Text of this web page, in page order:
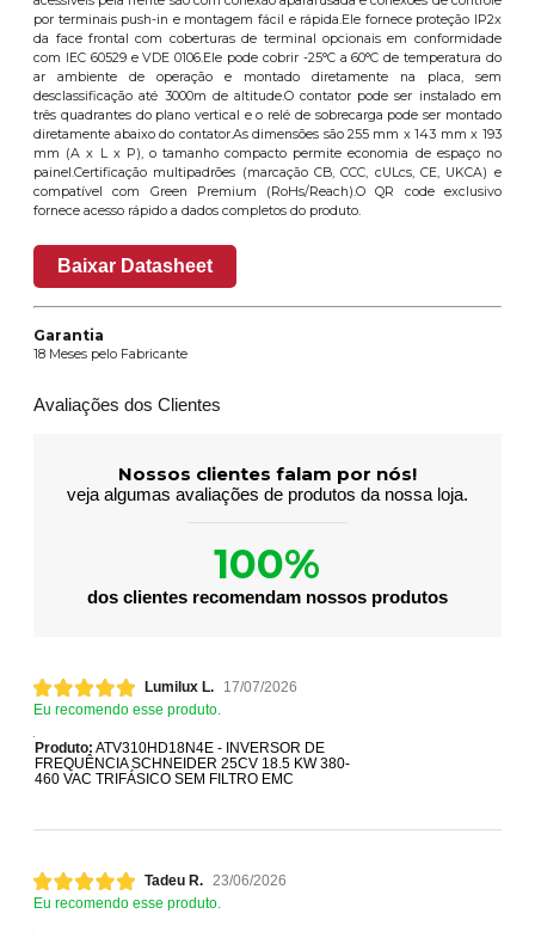
por terminais push-in e montagem fácil e rápida.Ele fornece proteção IP2x
da face frontal com coberturas de terminal opcionais em conformidade
com IEC 60529 e VDE 0106.Ele pode cobrir -25°C a 60°C de temperatura do
ar ambiente de operação e montado diretamente na placa, sem
desclassificação até 3000m de altitude.O contator pode ser instalado em
três quadrantes do plano vertical e o relé de sobrecarga pode ser montado
diretamente abaixo do contator.As dimensões são 255 mm x 143 mm x 193
mm (A x L x P), o tamanho compacto permite economia de espaço no
painel.Certificação multipadrões (marcação CB, CCC, cULcs, CE, UKCA) e
compatível com Green Premium (RoHs/Reach).O QR code exclusivo
fornece acesso rápido a dados completos do produto.
Baixar Datasheet
Garantia
18 Meses pelo Fabricante
Avaliações dos Clientes
Nossos clientes falam por nós!
veja algumas avaliações de produtos da nossa loja.
100%
dos clientes recomendam nossos produtos
Lumilux L.
17/07/2026
Eu recomendo esse produto.
Produto: ATV310HD18N4E - INVERSOR DE
FREQUÊNCIA SCHNEIDER 25CV 18.5 KW 380-
460 VAC TRIFÁSICO SEM FILTRO EMC
Tadeu R. 23/06/2026
Eu recomendo esse produto.